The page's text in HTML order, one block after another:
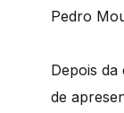
Pedro
Depois
de